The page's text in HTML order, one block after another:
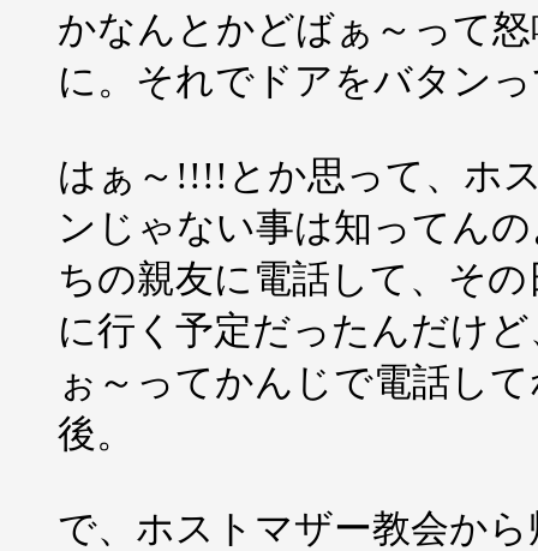
かなんとかどばぁ～って
に。それでドアをバタン
はぁ～!!!!とか思って、ホ
ンじゃない事は知ってん
ちの親友に電話して、そ
に行く予定だったんだけ
ぉ～ってかんじで電話し
後。
で、ホストマザー教会か